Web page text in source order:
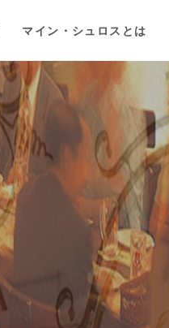
マイン・シュロスとは